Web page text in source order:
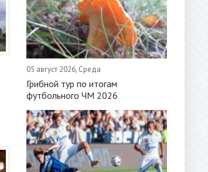
05 август 2026, Среда
Грибной тур по итогам
футбольного ЧМ 2026